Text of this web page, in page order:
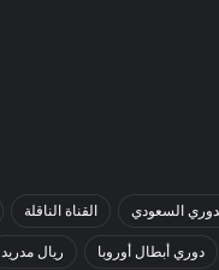
السعودي القناة الناقلة
دوري أبطال أوروبا ريال مدريد